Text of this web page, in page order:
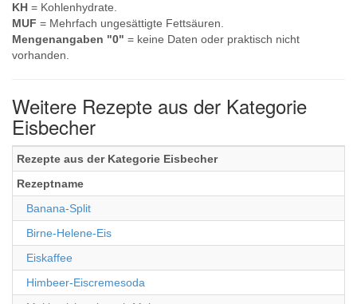
KH = Kohlenhydrate.
MUF = Mehrfach ungesättigte Fettsäuren.
Mengenangaben "0" = keine Daten oder praktisch nicht
vorhanden.
Weitere Rezepte aus der Kategorie
Eisbecher
Rezepte aus der Kategorie Eisbecher
Rezeptname
Banana-Split
Birne-Helene-Eis
Eiskaffee
Himbeer-Eiscremesoda